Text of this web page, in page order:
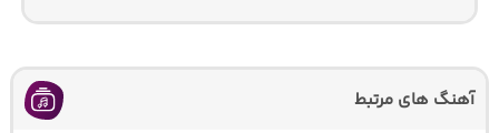
آهنگ های مرتبط